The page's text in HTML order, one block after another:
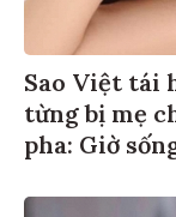
Sao Việt tái
từng bị mẹ
pha: Giờ